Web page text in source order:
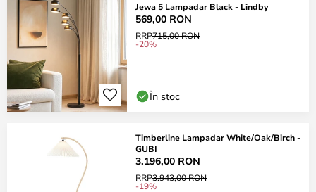
Jewa 5 Lampadar Black - Lindby
569,00 RON
RRP715,00 RON
-20%
În stoc
Timberline Lampadar White/Oak/Birch -
GUBI
3.196,00 RON
RRP3.943,00 RON
-19%